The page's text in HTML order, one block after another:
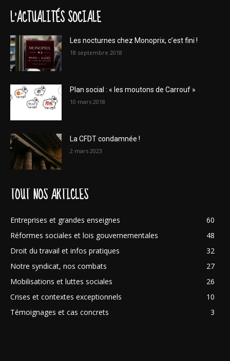
L'ACTUALITÉS SOCIALE
Les nocturnes chez Monoprix, c’est fini !
18 septembre 2018
Plan social : « les moutons de Carrouf »
10 mars 2018
La CFDT condamnée !
2 mars 2023
TOUT NOS ARTICLES
Entreprises et grandes enseignes
60
Réformes sociales et lois gouvernementales
48
Droit du travail et infos pratiques
32
Notre syndicat, nos combats
27
Mobilisations et luttes sociales
26
Crises et contextes exceptionnels
10
Témoignages et cas concrets
3